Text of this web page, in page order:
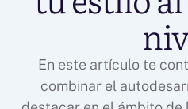
En este artículo te
combinar el